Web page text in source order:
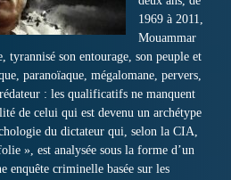
1969 à 2011,
Mouammar
tyrannisé son entourage, son peuple et
paranoïaque, mégalomane, pervers,
: les qualificatifs ne manquent
de celui qui est devenu un archétype
du dictateur qui, selon la CIA,
», est analysée sous la forme d’un
enquête criminelle basée sur les